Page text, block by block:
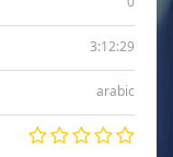
3:12:29
arabic